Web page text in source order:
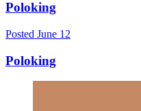
Poloking
Posted June 12
Poloking